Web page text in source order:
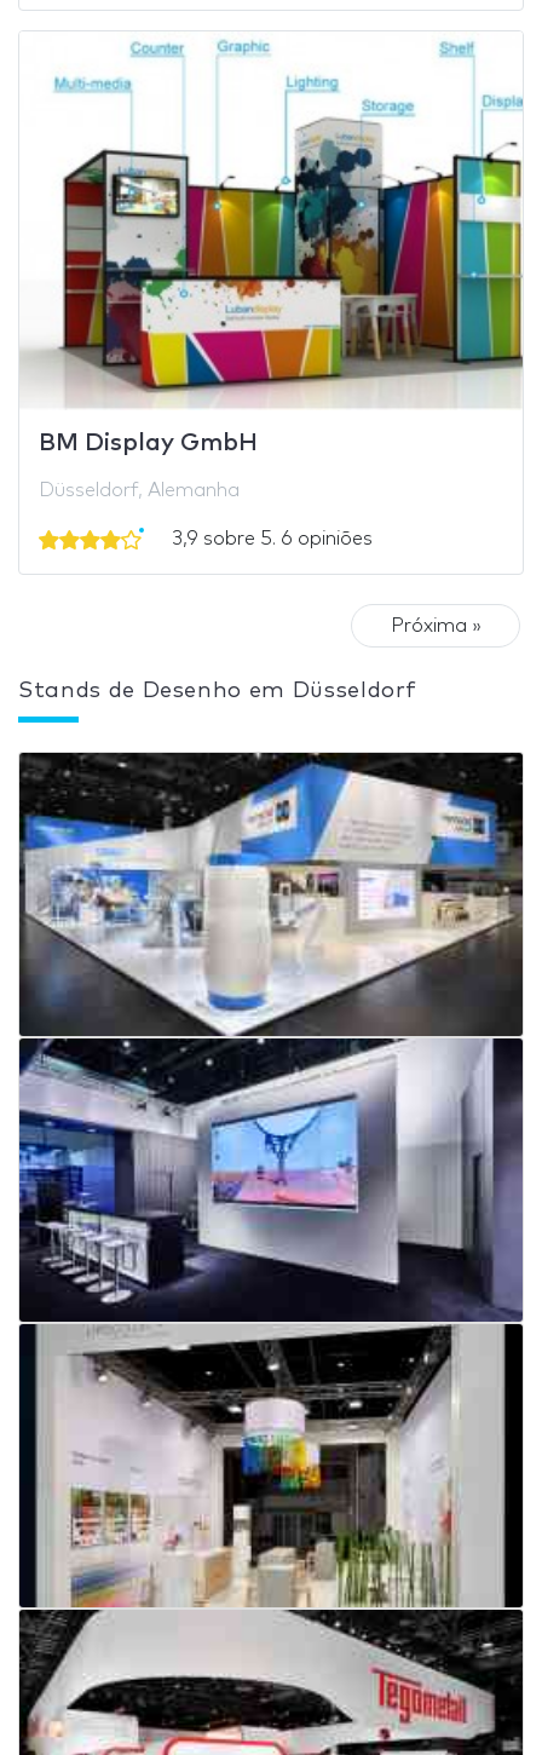
BM Display GmbH
Düsseldorf, Alemanha
3,9 sobre 5. 6 opiniões
Próxima »
Stands de Desenho em Düsseldorf